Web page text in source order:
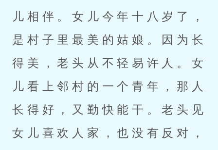
儿相伴。女儿今年十八岁了，
是村子里最美的姑娘。因为长
得美，老头从不轻易许人。女
儿看上邻村的一个青年，那人
长得好，又勤快能干。老头见
女儿喜欢人家，也没有反对，